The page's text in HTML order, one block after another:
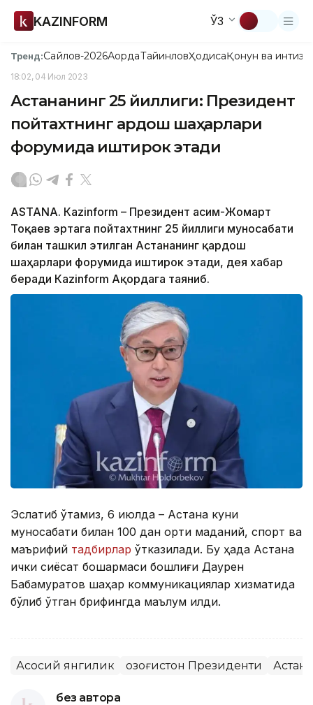
KAZINFORM ЎЗ
Тренд:Сайлов-2026АқордаТайинловҲодисаҚонун ва
18:02, 04 Июл 2023
Астананинг 25 йиллиги: Президент
пойтахтнинг қардош шаҳарлари
форумида иштирок этади
ASTANA. Каzinform – Президент Қасим-Жомарт
Тоқаев эртага пойтахтнинг 25 йиллиги муносабати
билан ташкил этилган Астананинг қардош
шаҳарлари форумида иштирок этади, дея хабар
беради Каzinform Ақордага таяниб.
Эслатиб ўтамиз, 6 июлда – Астана куни
муносабати билан 100 дан ортиқ маданий, спорт ва
маърифий тадбирлар ўтказилади. Бу ҳақда Астана
ички сиёсат бошқармаси бошлиғи Даурен
Бабамуратов шаҳар коммуникациялар хизматида
бўлиб ўтган брифингда маълум қилди.
Асосий янгилик Қозоғистон Президенти Астана
без автора